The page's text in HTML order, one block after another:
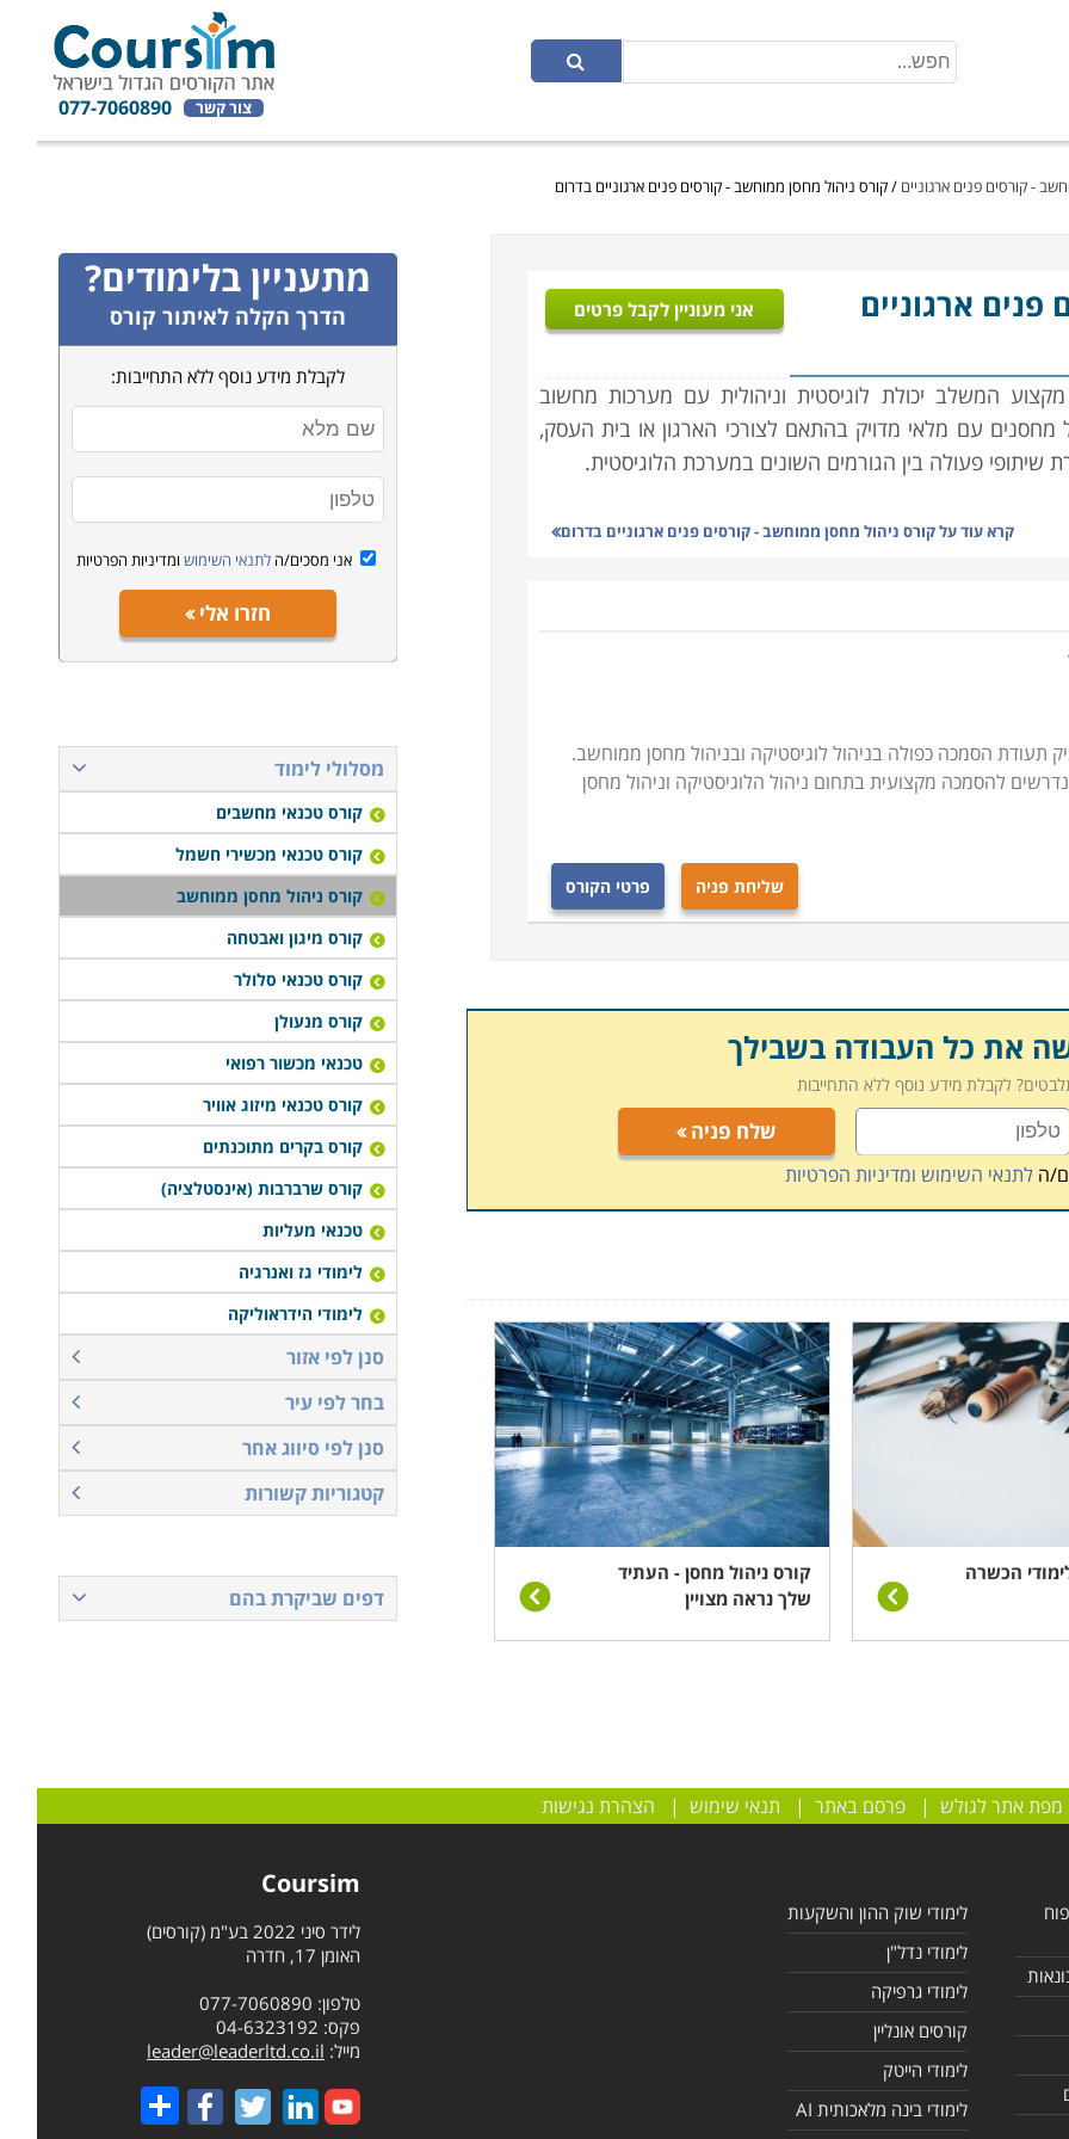
צור קשר 077-7060890
- קורסים פנים ארגוניים /קורס ניהול מחסן ממוחשב - קורסים פנים ארגוניים בדרום
פנים ארגוניים
אני מעוניין לקבל פרטים
המשלב יכולת לוגיסטית וניהולית עם מערכות מחשוב
עם מלאי מדויק בהתאם לצורכי הארגון או בית העסק,
שיתופי פעולה בין הגורמים השונים במערכת הלוגיסטית.
הקורס יועברו שיעורים במגוון נושאים: מבנה הארגון,
משוחררים שעסקו באפסנאות בצבא, או לחסרי ניסיון הרוצים
להתקדם בו לתפקידים ניהוליים בכירים ולסלול דרך
בארגון, הרוצים להרחיב את הידע המקצועי ולפקח באופן
החשוב ביותר בחברה יצרנית וניהול תקין עשוי להוביל
שהינם לעתים בלתי הפיכים.
לעבודה בתחום.
תלוי במוסד הלימודים, כאשר בחלק המקומות תוכלו לקבל אף
דרך האינטרנט.
קרא עוד עלקורס ניהול מחסן ממוחשב - קורסים פנים ארגוניים בדרום
תעודת הסמכה כפולה בניהול לוגיסטיקה ובניהול מחסן ממוחשב.
להסמכה מקצועית בתחום ניהול הלוגיסטיקה וניהול מחסן
שליחת פניה פרטי הקורס
את כל העבודה בשבילך
לקבלת מידע נוסף ללא התחייבות
שלח פניה
הלתנאי השימוש ומדיניות הפרטיות
הכשרה
קורס ניהול מחסן - העתיד
שלך נראה מצויין
מתעניין בלימודים?
הדרך הקלה לאיתור קורס
לקבלת מידע נוסף ללא התחייבות:
אני מסכים/הלתנאי השימוש ומדיניות הפרטיות
חזרו אלי
מסלולי לימוד
קורס טכנאי מחשבים
קורס טכנאי מכשירי חשמל
קורס ניהול מחסן ממוחשב
קורס מיגון ואבטחה
קורס טכנאי סלולר
קורס מנעולן
טכנאי מכשור רפואי
קורס טכנאי מיזוג אוויר
קורס בקרים מתוכנתים
קורס שרברבות (אינסטלציה)
טכנאי מעליות
לימודי גז ואנרגיה
לימודי הידראוליקה
סנן לפי אזור
בחר לפי עיר
סנן לפי סיווג אחר
קטגוריות קשורות
דפים שביקרת בהם
מפת אתר לגולש |פרסם באתר | תנאי שימוש | הצהרת נגישות
לימודי שוק ההון והשקעות
לימודי נדל"ן
לימודי גרפיקה
קורסים אונליין
לימודי הייטק
לימודי בינה מלאכותית AI
Coursim
לידר סיני 2022 בע"מ (קורסים)
האומן 17, חדרה
טלפון: 077-7060890
פקס: 04-6323192
מייל: leader@leaderltd.co.il
Share